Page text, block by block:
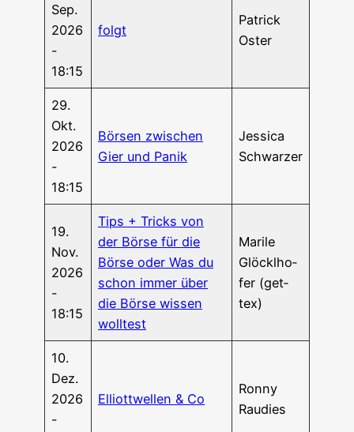
Sep.
2026
-
18:15
folgt
Patrick
Oster
29.
Okt.
2026
-
18:15
Bör­sen zwi­schen
Gier und Panik
Jes­si­ca
Schwarzer
19.
Nov.
2026
-
18:15
Tips + Tricks von
der Bör­se für die
Bör­se oder Was du
schon immer über
die Bör­se wis­sen
wolltest
Mari­le
Glöck­lho­
fer (get­
tex)
10.
Dez.
2026
-
Elliott­wel­len & Co
Ron­ny
Raudies